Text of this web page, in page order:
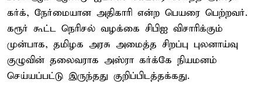
கர்க், நேர்மையான அதிகாரி என்ற பெயரை பெற்றவர்.
கரூர் கூட்ட நெரிசல் வழக்கை சிபிஐ விசாரிக்கும்
முன்பாக, தமிழக அரசு அமைத்த சிறப்பு புலனாய்வு
குழுவின் தலைவராக அஸ்ரா கர்க்கே நியமனம்
செய்யப்பட்டு இருந்தது குறிப்பிடத்தக்கது.